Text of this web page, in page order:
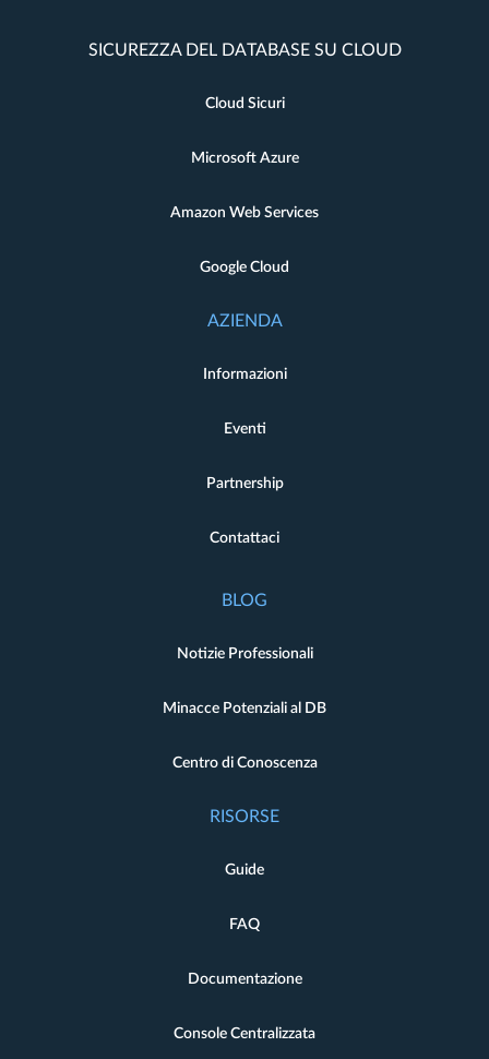
SICUREZZA DEL DATABASE SU CLOUD
Cloud Sicuri
Microsoft Azure
Amazon Web Services
Google Cloud
AZIENDA
Informazioni
Eventi
Partnership
Contattaci
BLOG
Notizie Professionali
Minacce Potenziali al DB
Centro di Conoscenza
RISORSE
Guide
FAQ
Documentazione
Console Centralizzata